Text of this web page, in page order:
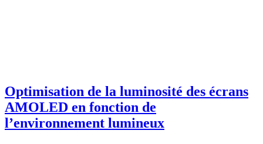
Optimisation de la luminosité des écrans
AMOLED en fonction de
l’environnement lumineux